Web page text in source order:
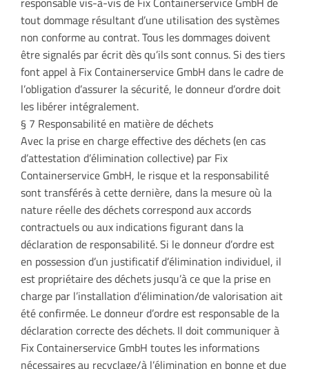
tout dommage résultant d’une utilisation des systèmes
non conforme au contrat. Tous les dommages doivent
être signalés par écrit dès qu’ils sont connus. Si des tiers
font appel à Fix Containerservice GmbH dans le cadre de
l’obligation d’assurer la sécurité, le donneur d’ordre doit
les libérer intégralement.
§ 7 Responsabilité en matière de déchets
Avec la prise en charge effective des déchets (en cas
d’attestation d’élimination collective) par Fix
Containerservice GmbH, le risque et la responsabilité
sont transférés à cette dernière, dans la mesure où la
nature réelle des déchets correspond aux accords
contractuels ou aux indications figurant dans la
déclaration de responsabilité. Si le donneur d’ordre est
en possession d’un justificatif d’élimination individuel, il
est propriétaire des déchets jusqu’à ce que la prise en
charge par l’installation d’élimination/de valorisation ait
été confirmée. Le donneur d’ordre est responsable de la
déclaration correcte des déchets. Il doit communiquer à
Fix Containerservice GmbH toutes les informations
nécessaires au recyclage/à l’élimination en bonne et due